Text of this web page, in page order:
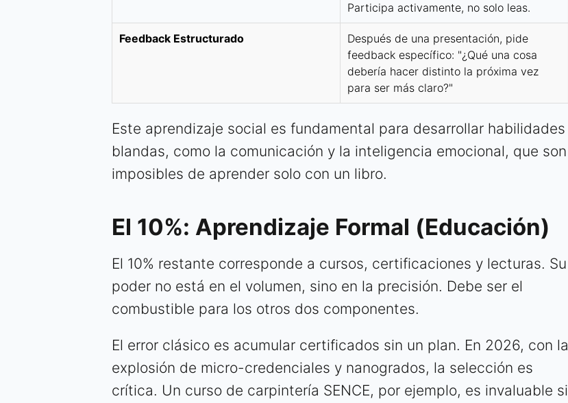
Participa activamente, no solo leas.
Feedback Estructurado
Después de una presentación, pide
feedback específico: "¿Qué una cosa
debería hacer distinto la próxima vez
para ser más claro?"
Este aprendizaje social es fundamental para desarrollar habilidades
blandas, como la comunicación y la inteligencia emocional, que son
imposibles de aprender solo con un libro.
El 10%: Aprendizaje Formal (Educación)
El 10% restante corresponde a cursos, certificaciones y lecturas. Su
poder no está en el volumen, sino en la precisión. Debe ser el
combustible para los otros dos componentes.
El error clásico es acumular certificados sin un plan. En 2026, con la
explosión de micro-credenciales y nanogrados, la selección es
crítica. Un curso de carpintería SENCE, por ejemplo, es invaluable si